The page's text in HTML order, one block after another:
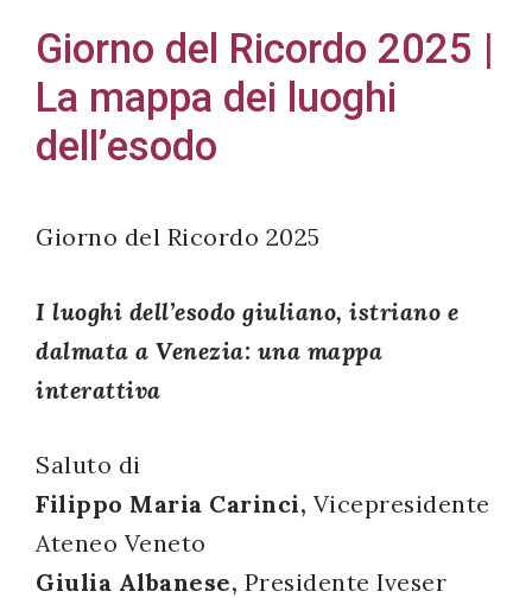
Giorno del Ricordo 2025 |
La mappa dei luoghi
dell’esodo
Giorno del Ricordo 2025
I luoghi dell’esodo giuliano, istriano e
dalmata a Venezia: una mappa
interattiva
Saluto di
Filippo Maria Carinci, Vicepresidente
Ateneo Veneto
Giulia Albanese, Presidente Iveser
Acconsento
all'uso dei
miei dati
personali in
accordo
decreto
196/03
Registrazione
successo!